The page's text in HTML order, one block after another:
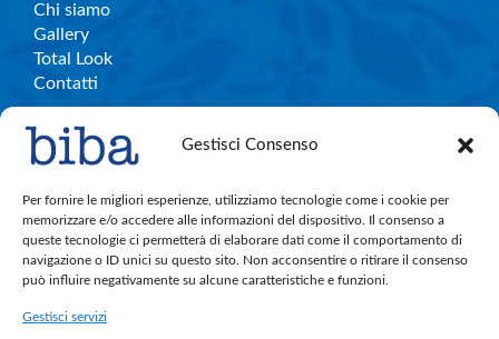
Gestisci Consenso
Per fornire le migliori esperienze, utilizziamo tecnologie come i cookie per
memorizzare e/o accedere alle informazioni del dispositivo. Il consenso a
queste tecnologie ci permetterà di elaborare dati come il comportamento di
navigazione o ID unici su questo sito. Non acconsentire o ritirare il consenso
può influire negativamente su alcune caratteristiche e funzioni.
Gestisci servizi
Chi siamo
Gallery
Total Look
Contatti
Info e contatti
C.So Garibaldi, 27 – Legnano
bibalegnano.info@gmail.com
Cell. 380.891.4004